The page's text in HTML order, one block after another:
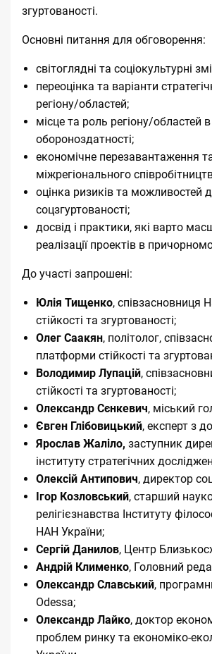
згуртованості.
Основні питання для обговорення:
світоглядні та соціокультурні
переоцінка та варіанти
регіону/областей;
місце та роль регіону/областей
обороноздатності;
економічне перезавантаження
міжрегіонального
оцінка ризиків та можливостей
соцзгуртованості;
досвід і практики, які варто
реалізації проектів в
До участі запрошені:
Юлія Тищенко, співзасновниця
стійкості та згуртованості;
Олег Саакян, політолог,
платформи стійкості та
Володимир Лупацій,
стійкості та згуртованості;
Олександр Сєнкевич, міський
Євген Глібовицький, експерт з
Ярослав Жаліло, заступник
інституту стратегічних
Олексій Антипович, директор
Ігор Козловський, старший
релігієзнавства Інституту
НАН України;
Сергій Данилов, Центр
Андрій Клименко, Головний
Олександр Славський,
Odessa;
Олександр Лайко, доктор
проблем ринку та економіко-